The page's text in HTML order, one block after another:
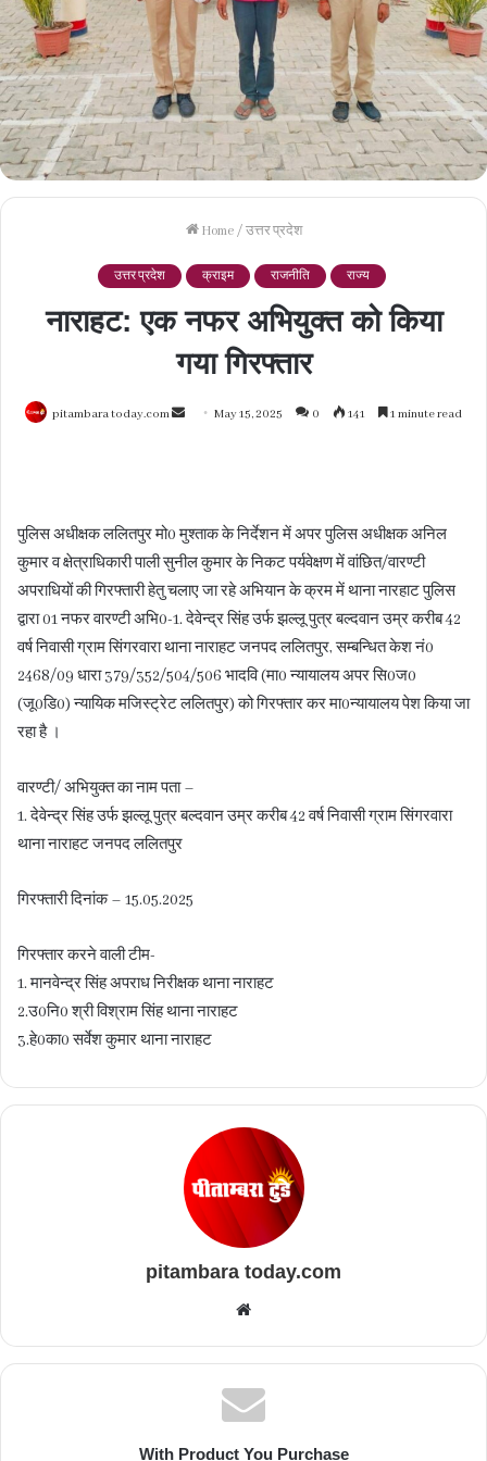
Home / उत्तर प्रदेश
उत्तर प्रदेश क्राइम राजनीति राज्य
नाराहट: एक नफर अभियुक्त को किया
गया गिरफ्तार
pitambara today.com
Send May 15, 2025 0 141 1 minute read
पुलिस अधीक्षक ललितपुर मो0 मुश्ताक के निर्देशन में अपर पुलिस अधीक्षक अनिल
कुमार व क्षेत्राधिकारी पाली सुनील कुमार के निकट पर्यवेक्षण में वांछित/वारण्टी
अपराधियों की गिरफ्तारी हेतु चलाए जा रहे अभियान के क्रम में थाना नारहाट पुलिस
द्वारा 01 नफर वारण्टी अभि0-1. देवेन्द्र सिंह उर्फ झल्लू पुत्र बल्दवान उम्र करीब 42
वर्ष निवासी ग्राम सिंगरवारा थाना नाराहट जनपद ललितपुर, सम्बन्धित केश नं0
2468/09 धारा 379/352/504/506 भादवि (मा0 न्यायालय अपर सि0ज0
(जू0डि0) न्यायिक मजिस्ट्रेट ललितपुर) को गिरफ्तार कर मा0न्यायालय पेश किया जा
रहा है ।
वारण्टी/ अभियुक्त का नाम पता –
1. देवेन्द्र सिंह उर्फ झल्लू पुत्र बल्दवान उम्र करीब 42 वर्ष निवासी ग्राम सिंगरवारा
थाना नाराहट जनपद ललितपुर
गिरफ्तारी दिनांक – 15.05.2025
गिरफ्तार करने वाली टीम-
1. मानवेन्द्र सिंह अपराध निरीक्षक थाना नाराहट
2.उ0नि0 श्री विश्राम सिंह थाना नाराहट
3.हे0का0 सर्वेश कुमार थाना नाराहट
pitambara today.com
Website
With Product You Purchase